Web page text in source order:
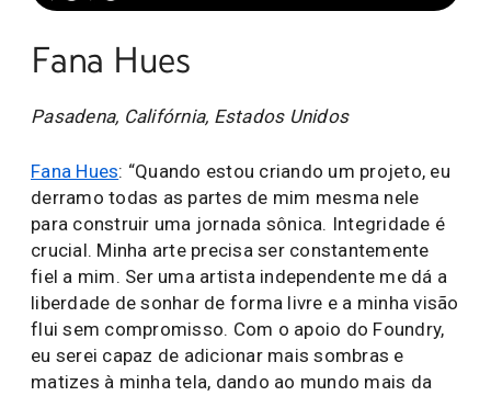
Fana Hues
Pasadena, Califórnia, Estados Unidos
Fana Hues: “Quando estou criando um projeto, eu
derramo todas as partes de mim mesma nele
para construir uma jornada sônica. Integridade é
crucial. Minha arte precisa ser constantemente
fiel a mim. Ser uma artista independente me dá a
liberdade de sonhar de forma livre e a minha visão
flui sem compromisso. Com o apoio do Foundry,
eu serei capaz de adicionar mais sombras e
matizes à minha tela, dando ao mundo mais da